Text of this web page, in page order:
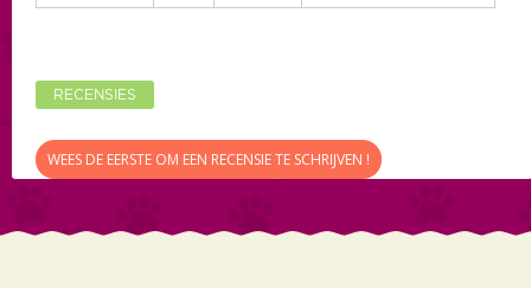
RECENSIES
WEES DE EERSTE OM EEN RECENSIE TE SCHRIJVEN !